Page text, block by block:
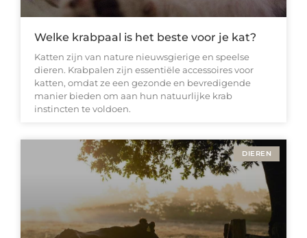
Welke krabpaal is het beste voor je kat?
Katten zijn van nature nieuwsgierige en speelse
dieren. Krabpalen zijn essentiële accessoires voor
katten, omdat ze een gezonde en bevredigende
manier bieden om aan hun natuurlijke krab
instincten te voldoen.
DIEREN